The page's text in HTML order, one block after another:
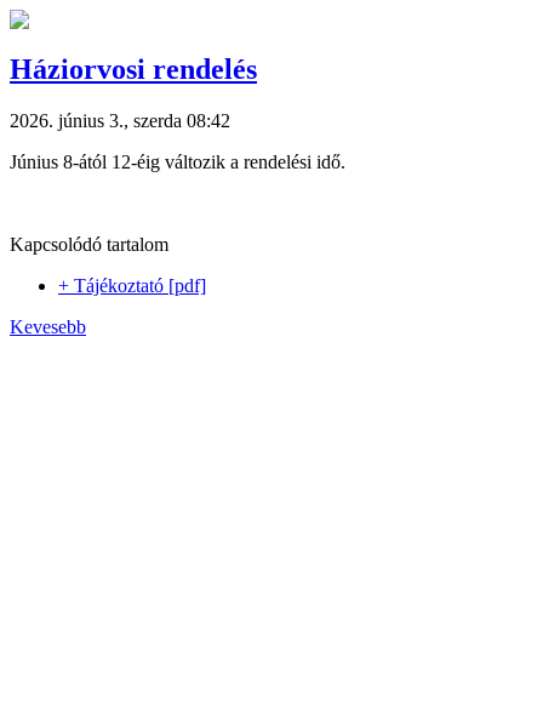
Háziorvosi rendelés
2026. június 3., szerda 08:42
Június 8-ától 12-éig változik a rendelési idő.
Kapcsolódó tartalom
+ Tájékoztató [pdf]
Kevesebb